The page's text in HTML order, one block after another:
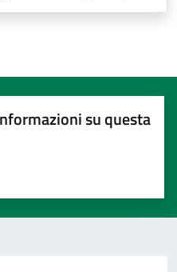
su questa
su 5
5